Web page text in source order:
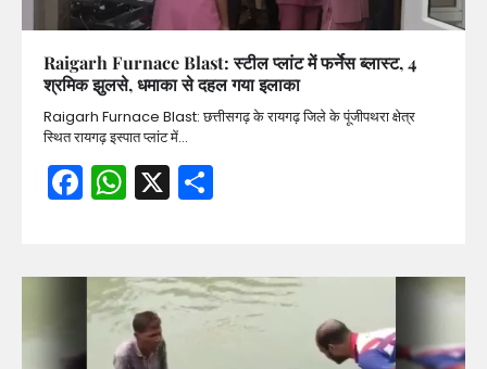
Raigarh Furnace Blast: स्टील प्लांट में फर्नेस ब्लास्ट, 4
श्रमिक झुलसे, धमाका से दहल गया इलाका
Raigarh Furnace Blast: छत्तीसगढ़ के रायगढ़ जिले के पूंजीपथरा क्षेत्र
स्थित रायगढ़ इस्पात प्लांट में…
Facebook
WhatsApp
X